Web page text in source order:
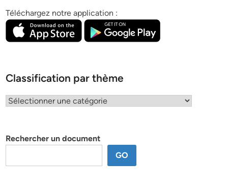
Téléchargez notre application :
Classification par thème
Classification
Rechercher un document
GO